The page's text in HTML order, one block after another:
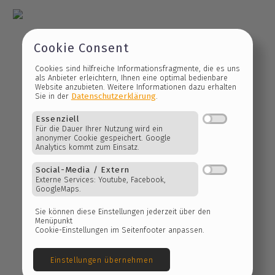
Cookie Consent
Cookies sind hilfreiche Informationsfragmente, die es
als Anbieter erleichtern, Ihnen eine optimal bedienbare
Website anzubieten. Weitere Informationen dazu
Sie in derDatenschutzerklärung.
Essenziell
Für die Dauer Ihrer Nutzung wird ein
anonymer Cookie gespeichert. Google
Analytics kommt zum Einsatz.
Externe Services: Youtube, Facebook,
GoogleMaps.
Sie können diese Einstellungen jederzeit über den
Menüpunkt
our services